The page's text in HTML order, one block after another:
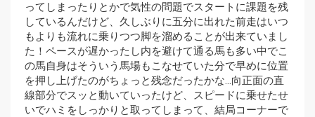
ってしまったりとかで気性の問題でスタートに課題を残
しているんだけど、久しぶりに五分に出れた前走はいつ
もよりも流れに乗りつつ脚を溜めることが出来ていまし
た！ペースが遅かったし内を避けて通る馬も多い中でこ
の馬自身はそういう馬場もこなせていた分で早めに位置
を押し上げたのがちょっと残念だったかな…向正面の直
線部分でスッと動いていったけど、スピードに乗せたせ
いでハミをしっかりと取ってしまって、結局コーナーで